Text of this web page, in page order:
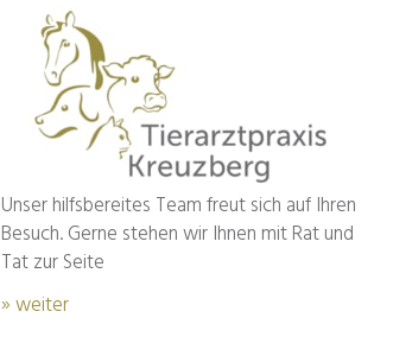
Unser hilfsbereites Team freut sich auf Ihren
Besuch. Gerne stehen wir Ihnen mit Rat und
Tat zur Seite
» weiter